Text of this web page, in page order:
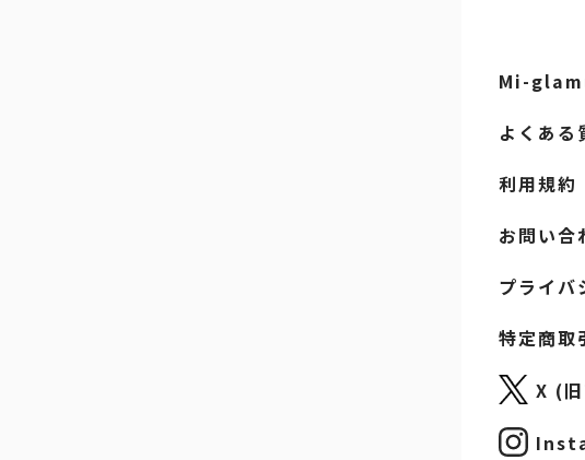
Mi-
よくある
利用規約
お問い合
プライバ
特定商取
X (